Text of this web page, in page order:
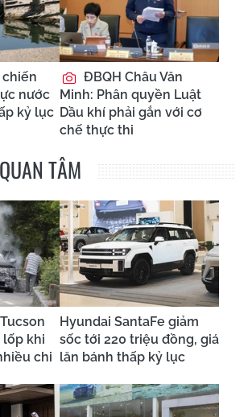
chiến
nước
kỷ lục
ĐBQH Châu Văn
Minh: Phân quyền Luật
Dầu khí phải gắn với cơ
chế thực thi
TÂM
lốp khi
chi
Hyundai SantaFe giảm
sốc tới 220 triệu đồng, giá
lăn bánh thấp kỷ lục